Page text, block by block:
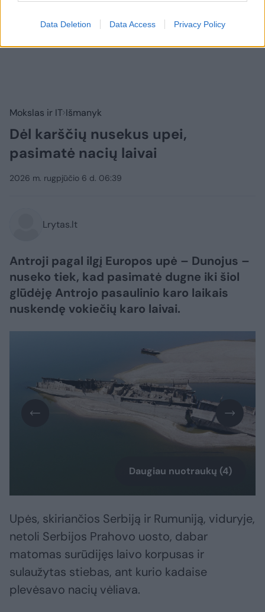
Data Deletion Data Access Privacy Policy
Mokslas ir IT Išmanyk
Dėl karščių nusekus upei,
pasimatė nacių laivai
2026 m. rugpjūčio 6 d. 06:39
Lrytas.lt
Antroji pagal ilgį Europos upė – Dunojus –
nuseko tiek, kad pasimatė dugne iki šiol
glūdėję Antrojo pasaulinio karo laikais
nuskendę vokiečių karo laivai.
Daugiau nuotraukų (4)
Upės, skiriančios Serbiją ir Rumuniją, viduryje,
netoli Serbijos Prahovo uosto, dabar
matomas surūdijęs laivo korpusas ir
sulaužytas stiebas, ant kurio kadaise
plevėsavo nacių vėliava.